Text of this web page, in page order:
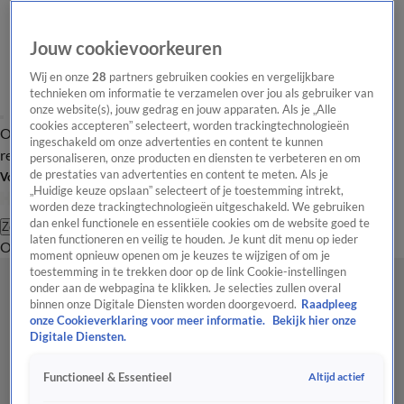
Overzicht Laatste nieuws Regionieuws Het beste van Hart
Tip de
redactie
Volg Hart van Nederland
Zoeken
OverzichtRegioUitzendingenWeerTip de redactiePanelVideo's
Jouw cookievoorkeuren
Wij en onze28 partners gebruiken cookies en vergelijkbare
technieken om informatie te verzamelen over jou als gebruiker van
onze website(s), jouw gedrag en jouw apparaten. Als je „Alle
cookies accepteren” selecteert, worden trackingtechnologieën
ingeschakeld om onze advertenties en content te kunnen
personaliseren, onze producten en diensten te verbeteren en om
de prestaties van advertenties en content te meten. Als je
„Huidige keuze opslaan” selecteert of je toestemming intrekt,
worden deze trackingtechnologieën uitgeschakeld. We gebruiken
dan enkel functionele en essentiële cookies om de website goed te
laten functioneren en veilig te houden. Je kunt dit menu op ieder
moment opnieuw openen om je keuzes te wijzigen of om je
toestemming in te trekken door op de link Cookie-instellingen
onder aan de webpagina te klikken. Je selecties zullen overal
binnen onze Digitale Diensten worden doorgevoerd. Raadpleeg
onze Cookieverklaring voor meer informatie.
Bekijk hier onze
Digitale Diensten.
Functioneel & Essentieel Altijd actief